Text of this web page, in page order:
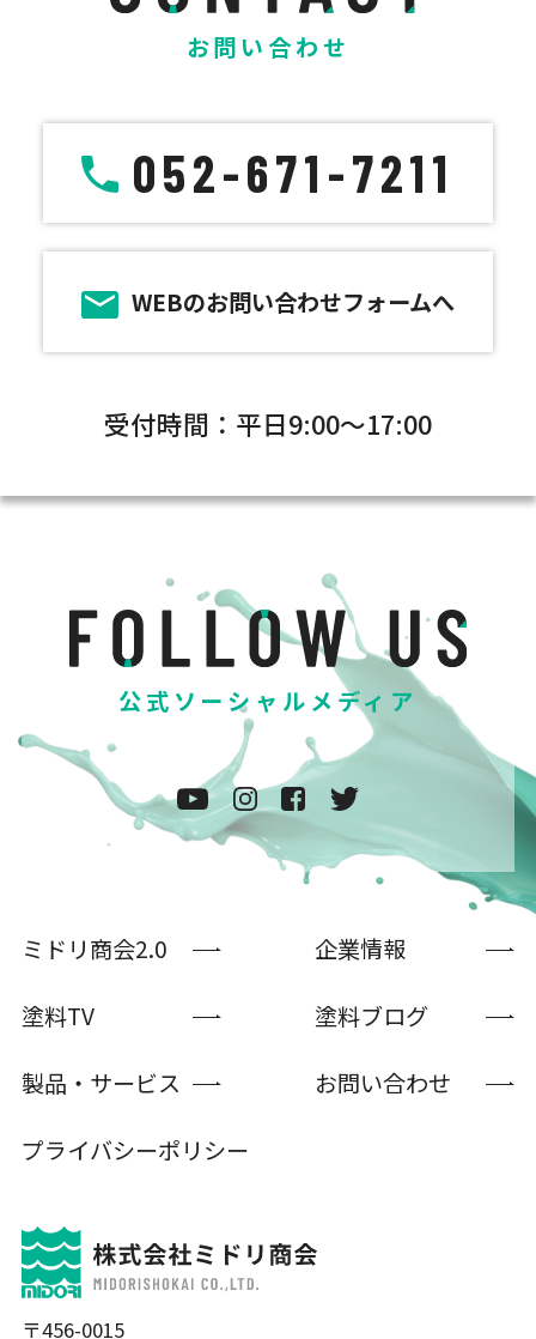
お問い合わせ
052-671-7211
WEBのお問い合わせフォームへ
受付時間：平日9:00～17:00
公式ソーシャルメディア
〒456-0015
ミドリ商会2.0
企業情報
塗料TV
塗料ブログ
製品・サービス
お問い合わせ
プライバシーポリシー